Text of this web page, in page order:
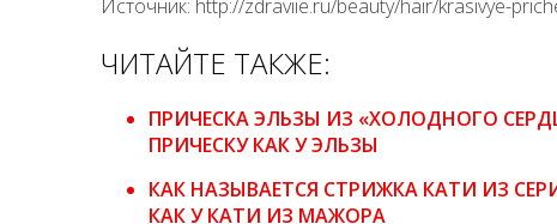
Источник: http://zdraviie.ru/beauty/hair/krasivye-
ЧИТАЙТЕ ТАКЖЕ:
ПРИЧЕСКА ЭЛЬЗЫ ИЗ «ХОЛОДНОГО
ПРИЧЕСКУ КАК У ЭЛЬЗЫ
КАК НАЗЫВАЕТСЯ СТРИЖКА КАТИ ИЗ
КАК У КАТИ ИЗ МАЖОРА